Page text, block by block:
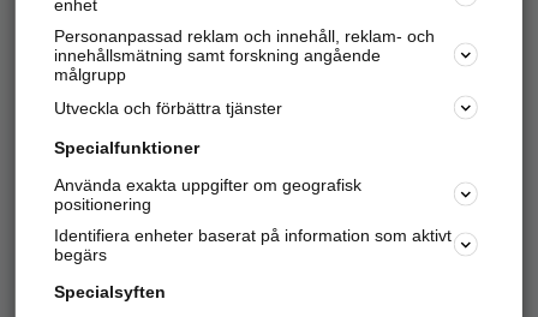
Hitta telefonnummer, adresser, företagsinfo mm.
Marknadsför företaget
Kom igång och annonsera mot
samarbetspartners nära dig.
Personanpassad reklam och innehåll, reklam- och
innehållsmätning samt forskning angående
målgrupp
Utveckla och förbättra tjänster
Specialfunktioner
Använda exakta uppgifter om geografisk
positionering
Identifiera enheter baserat på information som aktivt
begärs
Specialsyften